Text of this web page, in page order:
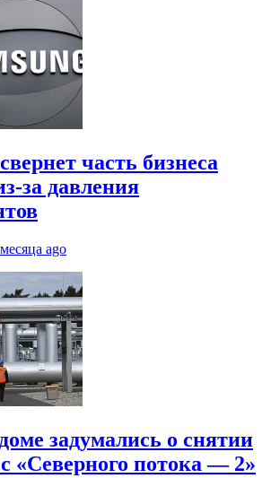
часть бизнеса
за давления
ago
задумались о снятии
«Северного потока — 2»